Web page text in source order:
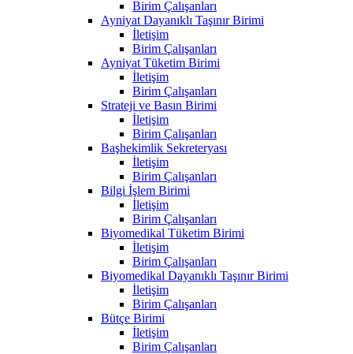
Birim Çalışanları
Ayniyat Dayanıklı Taşınır Birimi
İletişim
Birim Çalışanları
Ayniyat Tüketim Birimi
İletişim
Birim Çalışanları
Strateji ve Basın Birimi
İletişim
Birim Çalışanları
Başhekimlik Sekreteryası
İletişim
Birim Çalışanları
Bilgi İşlem Birimi
İletişim
Birim Çalışanları
Biyomedikal Tüketim Birimi
İletişim
Birim Çalışanları
Biyomedikal Dayanıklı Taşınır Birimi
İletişim
Birim Çalışanları
Bütçe Birimi
İletişim
Birim Çalışanları